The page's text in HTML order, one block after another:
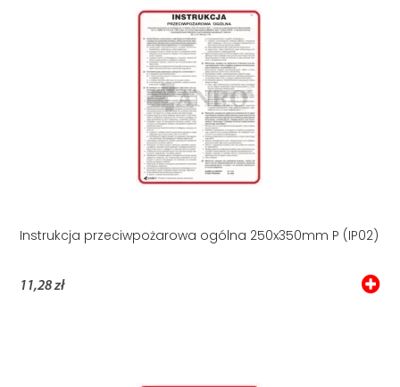
Instrukcja przeciwpożarowa ogólna 250x350mm P (IP02)
11,28 zł